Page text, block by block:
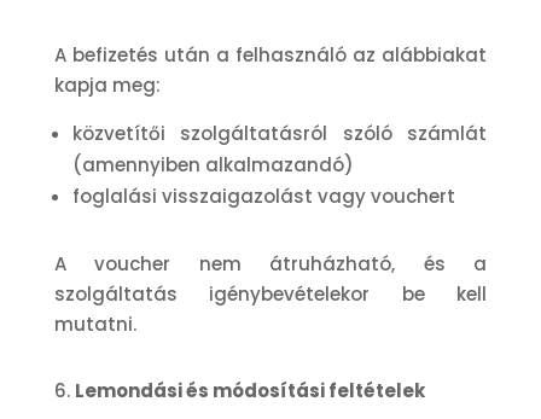
A befizetés után a felhasználó az alábbiakat
kapja meg:
közvetítői szolgáltatásról szóló számlát
(amennyiben alkalmazandó)
foglalási visszaigazolást vagy vouchert
A voucher nem átruházható, és a
szolgáltatás igénybevételekor be kell
mutatni.
Lemondási és módosítási feltételek